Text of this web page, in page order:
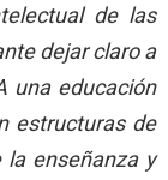
de las
dejar claro a
una educación
estructuras de
la enseñanza y